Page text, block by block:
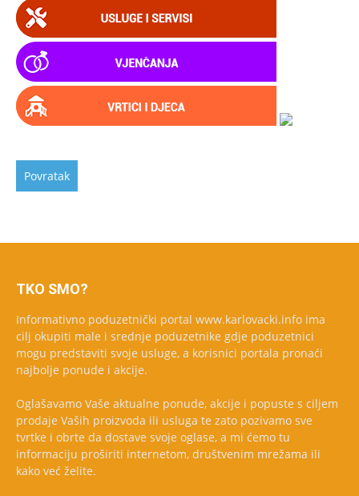
TKO SMO?
Informativno poduzetnički portal www.karlovacki.info ima
cilj okupiti male i srednje poduzetnike gdje poduzetnici
mogu predstaviti svoje usluge, a korisnici portala pronaći
najbolje ponude i akcije.
Oglašavamo Vaše aktualne ponude, akcije i popuste s ciljem
prodaje Vaših proizvoda ili usluga te zato pozivamo sve
tvrtke i obrte da dostave svoje oglase, a mi ćemo tu
informaciju proširiti internetom, društvenim mrežama ili
kako već želite.